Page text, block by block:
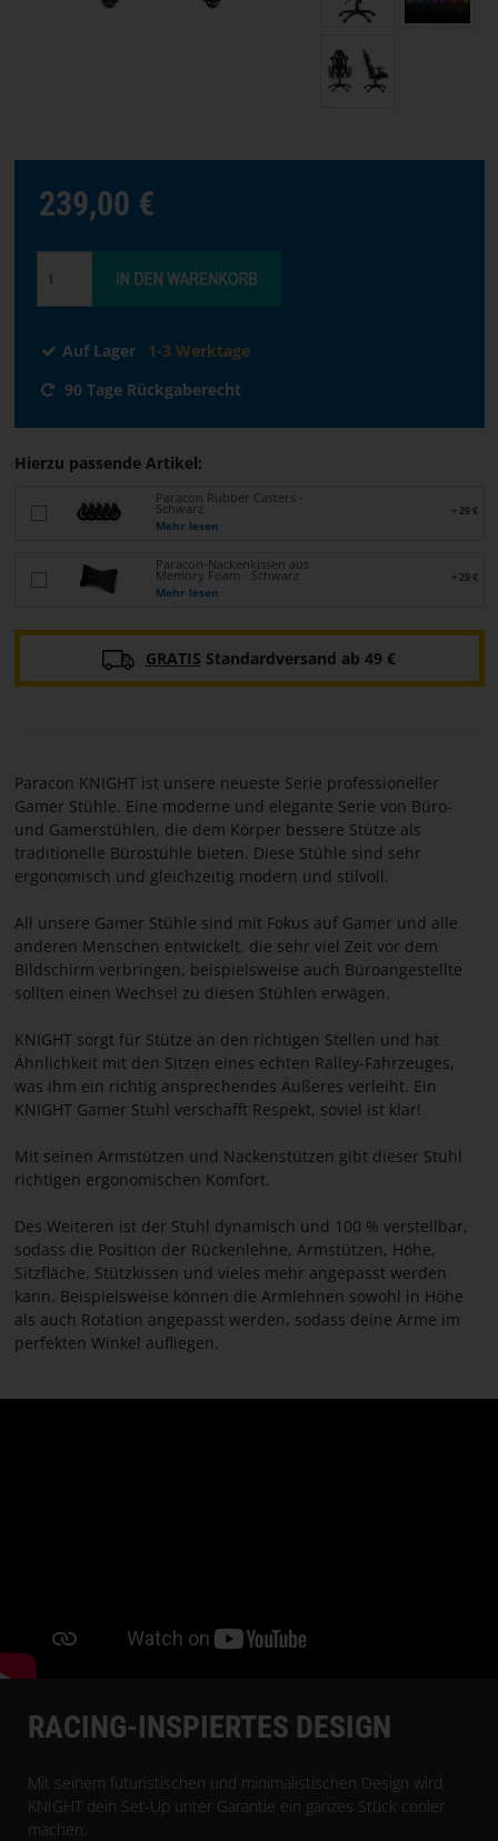
SOFTWARE
HÄNDLER
GESCHÄFTSBEDINGUNGEN
KONTAKT
ÜBER
PARACON
239,00 €
Auf Lager
1-3 Werktage
90 Tage Rückgaberecht
Hierzu passende Artikel:
Paracon Rubber Casters -
Schwarz
Mehr lesen
+ 29 €
Paracon-Nackenkissen aus
Memory Foam - Schwarz
Mehr lesen
+ 29 €
GRATIS Standardversand ab 49 €
Paracon KNIGHT ist unsere neueste Serie professioneller
Gamer Stühle. Eine moderne und elegante Serie von Büro-
und Gamerstühlen, die dem Körper bessere Stütze als
traditionelle Bürostühle bieten. Diese Stühle sind sehr
ergonomisch und gleichzeitig modern und stilvoll.
All unsere Gamer Stühle sind mit Fokus auf Gamer und alle
anderen Menschen entwickelt, die sehr viel Zeit vor dem
Bildschirm verbringen, beispielsweise auch Büroangestellte
sollten einen Wechsel zu diesen Stühlen erwägen.
KNIGHT sorgt für Stütze an den richtigen Stellen und hat
Ähnlichkeit mit den Sitzen eines echten Ralley-Fahrzeuges,
was ihm ein richtig ansprechendes Äußeres verleiht. Ein
KNIGHT Gamer Stuhl verschafft Respekt, soviel ist klar!
Mit seinen Armstützen und Nackenstützen gibt dieser Stuhl
richtigen ergonomischen Komfort.
Des Weiteren ist der Stuhl dynamisch und 100 % verstellbar,
sodass die Position der Rückenlehne, Armstützen, Höhe,
Sitzfläche, Stützkissen und vieles mehr angepasst werden
kann. Beispielsweise können die Armlehnen sowohl in Höhe
als auch Rotation angepasst werden, sodass deine Arme im
perfekten Winkel aufliegen.
RACING-INSPIERTES DESIGN
Mit seinem futuristischen und minimalistischen Design wird
KNIGHT dein Set-Up unter Garantie ein ganzes Stück cooler
machen.